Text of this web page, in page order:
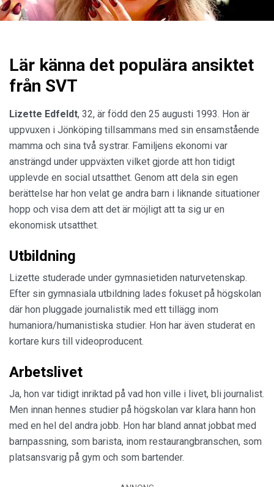
Lär känna det populära ansiktet
från SVT
Lizette Edfeldt, 32, är född den 25 augusti 1993. Hon är
uppvuxen i Jönköping tillsammans med sin ensamstående
mamma och sina två systrar. Familjens ekonomi var
ansträngd under uppväxten vilket gjorde att hon tidigt
upplevde en social utsatthet. Genom att dela sin egen
berättelse har hon velat ge andra barn i liknande situationer
hopp och visa dem att det är möjligt att ta sig ur en
ekonomisk utsatthet.
Utbildning
Lizette studerade under gymnasietiden naturvetenskap.
Efter sin gymnasiala utbildning lades fokuset på högskolan
där hon pluggade journalistik med ett tillägg inom
humaniora/humanistiska studier. Hon har även studerat en
kortare kurs till videoproducent.
Arbetslivet
Ja, hon var tidigt inriktad på vad hon ville i livet, bli journalist.
Men innan hennes studier på högskolan var klara hann hon
med en hel del andra jobb. Hon har bland annat jobbat med
barnpassning, som barista, inom restaurangbranschen, som
platsansvarig på gym och som bartender.